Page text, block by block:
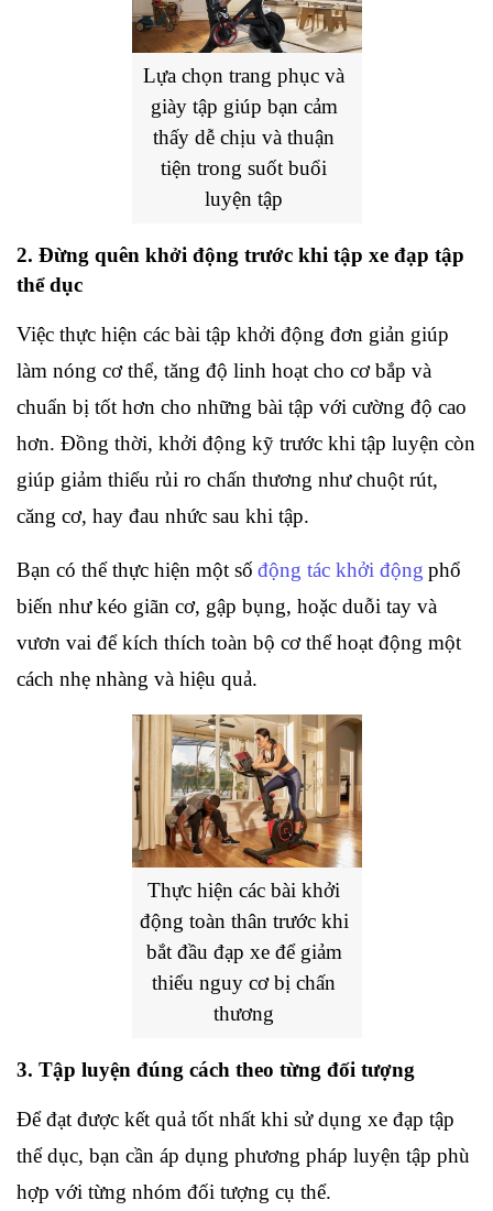
Lựa chọn trang phục và
giày tập giúp bạn cảm
thấy dễ chịu và thuận
tiện trong suốt buổi
luyện tập
2. Đừng quên khởi động trước khi tập xe đạp tập
thể dục
Việc thực hiện các bài tập khởi động đơn giản giúp
làm nóng cơ thể, tăng độ linh hoạt cho cơ bắp và
chuẩn bị tốt hơn cho những bài tập với cường độ cao
hơn. Đồng thời, khởi động kỹ trước khi tập luyện còn
giúp giảm thiểu rủi ro chấn thương như chuột rút,
căng cơ, hay đau nhức sau khi tập.
Bạn có thể thực hiện một số động tác khởi động phổ
biến như kéo giãn cơ, gập bụng, hoặc duỗi tay và
vươn vai để kích thích toàn bộ cơ thể hoạt động một
cách nhẹ nhàng và hiệu quả.
Thực hiện các bài khởi
động toàn thân trước khi
bắt đầu đạp xe để giảm
thiểu nguy cơ bị chấn
thương
3. Tập luyện đúng cách theo từng đối tượng
Để đạt được kết quả tốt nhất khi sử dụng xe đạp tập
thể dục, bạn cần áp dụng phương pháp luyện tập phù
hợp với từng nhóm đối tượng cụ thể.